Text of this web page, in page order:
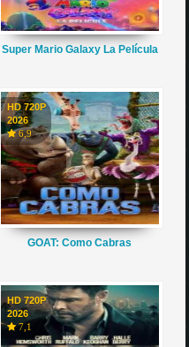
Super Mario Galaxy La Película
HD 720P
2026
6,9
GOAT: Como Cabras
HD 720P
2026
7,1